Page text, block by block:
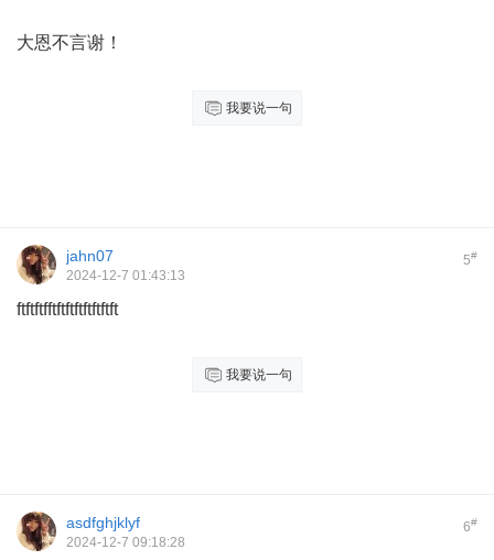
大恩不言谢！
我要说一句
5#
jahn07
2024-12-7 01:43:13
ftftftfftftftftftftftft
我要说一句
6#
asdfghjklyf
2024-12-7 09:18:28